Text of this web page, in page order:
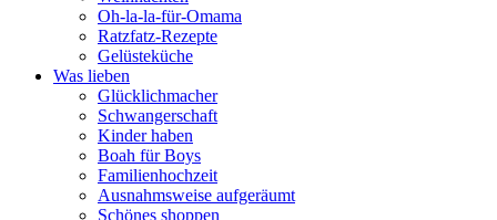
Oh-la-la-für-Omama
Ratzfatz-Rezepte
Gelüsteküche
Was lieben
Glücklichmacher
Schwangerschaft
Kinder haben
Boah für Boys
Familienhochzeit
Ausnahmsweise aufgeräumt
Schönes shoppen